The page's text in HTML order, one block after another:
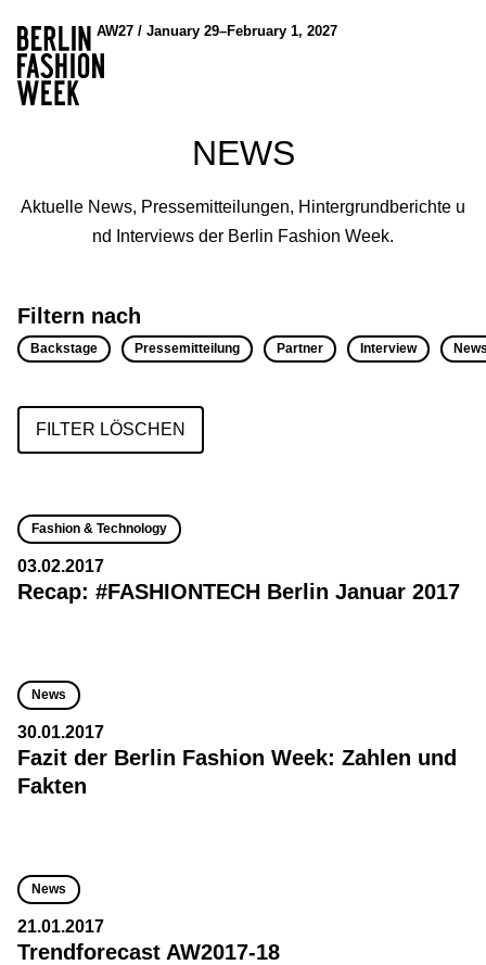
AW27 / January 29–February 1, 2027
NEWS
Aktuelle News, Pressemitteilungen, Hintergrundberichte u
nd Interviews der Berlin Fashion Week.
Filtern nach
Backstage Pressemitteilung Partner Interview
FILTER LÖSCHEN
Fashion & Technology
03.02.2017
Recap: #FASHIONTECH Berlin Januar 2017
News
30.01.2017
Fazit der Berlin Fashion Week: Zahlen und
Fakten
News
21.01.2017
Trendforecast AW2017-18